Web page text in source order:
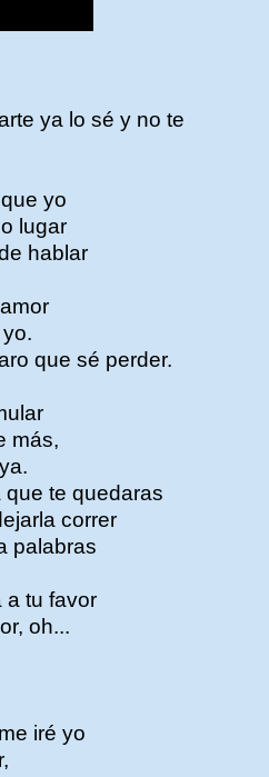
ya lo sé y no te
yo
lugar
hablar
que sé perder.
más,
te quedaras
correr
palabras
a tu favor
oh...
iré yo